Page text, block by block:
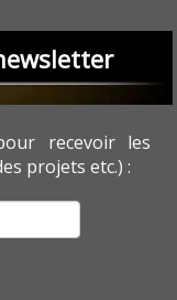
recevoir les
projets etc.) :